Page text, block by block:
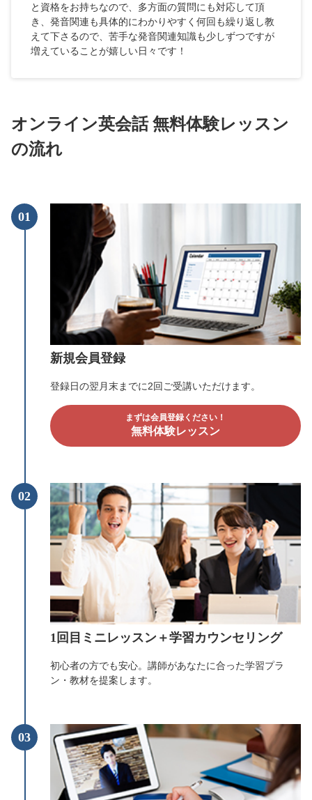
と資格をお持ちなので、多方面の質問にも対応して頂
き、発音関連も具体的にわかりやすく何回も繰り返し教
えて下さるので、苦手な発音関連知識も少しずつですが
増えていることが嬉しい日々です！
オンライン英会話 無料体験レッスン
の流れ
01
新規会員登録
登録日の翌月末までに2回ご受講いただけます。
まずは会員登録ください！
無料体験レッスン
02
1回目ミニレッスン＋学習カウンセリング
初心者の方でも安心。講師があなたに合った学習プラ
ン・教材を提案します。
03